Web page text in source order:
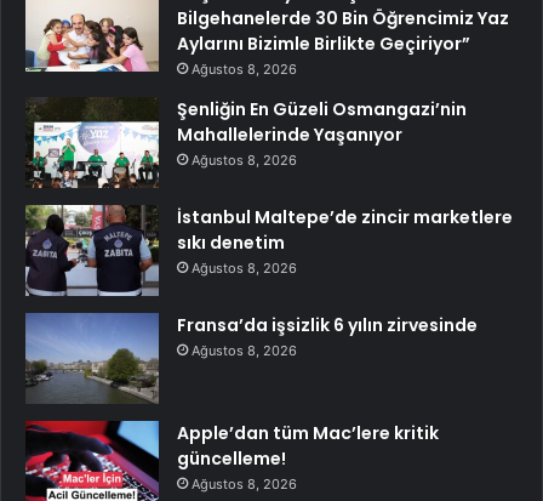
Bilgehanelerde 30 Bin Öğrencimiz Yaz
Aylarını Bizimle Birlikte Geçiriyor”
Ağustos 8, 2026
Şenliğin En Güzeli Osmangazi’nin
Mahallelerinde Yaşanıyor
Ağustos 8, 2026
İstanbul Maltepe’de zincir marketlere
sıkı denetim
Ağustos 8, 2026
Fransa’da işsizlik 6 yılın zirvesinde
Ağustos 8, 2026
Apple’dan tüm Mac’lere kritik
güncelleme!
Ağustos 8, 2026